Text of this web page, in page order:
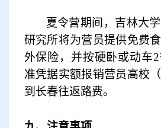
夏令营期间，吉林大
研究所将为营员提供免费
外保险，并按硬卧或动车
准凭据实额报销营员高校
到长春往返路费。